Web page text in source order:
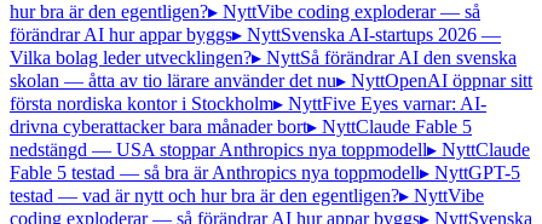
hur bra är den egentligen?▸ NyttVibe coding exploderar — så
förändrar AI hur appar byggs▸ NyttSvenska AI-startups 2026 —
Vilka bolag leder utvecklingen?▸ NyttSå förändrar AI den svenska
skolan — åtta av tio lärare använder det nu▸ NyttOpenAI öppnar sitt
första nordiska kontor i Stockholm▸ NyttFive Eyes varnar: AI-
drivna cyberattacker bara månader bort▸ NyttClaude Fable 5
nedstängd — USA stoppar Anthropics nya toppmodell▸ NyttClaude
Fable 5 testad — så bra är Anthropics nya toppmodell▸ NyttGPT-5
testad — vad är nytt och hur bra är den egentligen?▸ NyttVibe
coding exploderar — så förändrar AI hur appar byggs▸ NyttSvenska